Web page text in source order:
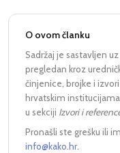
O ovom članku
Sadržaj je sastavljen
pregledan kroz
činjenice, brojke i
hrvatskim
u sekciji Izvori i
Pronašli ste grešku ili
info@kako.hr.